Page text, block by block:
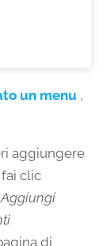
un menu ,
aggiungere
clic
Aggiungi
di